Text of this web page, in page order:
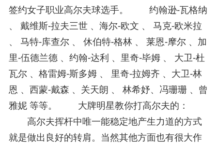
签约女子职业高尔夫球选手。 约翰逊-瓦格纳
、 戴维斯-拉夫三世 、海尔-欧文 、 马克-欧米拉
、 马特-库查尔 、 休伯特-格林 、 莱恩-摩尔 、加
里-伍德兰德 、约翰-达利 、里奇-毕姆 、 大卫-杜
瓦尔 、格雷姆-斯多姆 、 里奇-拉姆齐 、大卫-林
恩 、西蒙-戴森 、关天朗 、 林希妤、冯珊珊 、曾
雅妮 等等。 大牌明星教你打高尔夫的：
高尔夫挥杆中唯一能稳定地产生力道的方式
就是做出良好的转肩。当然其他方面也有很大作